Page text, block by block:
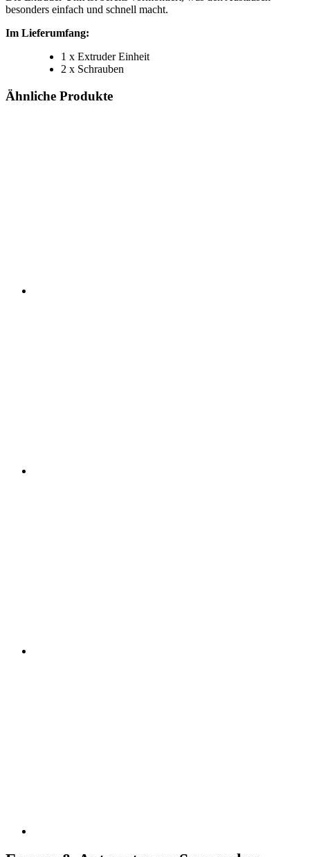
besonders einfach und schnell macht.
Im Lieferumfang:
1 x Extruder Einheit
2 x Schrauben
Ähnliche Produkte